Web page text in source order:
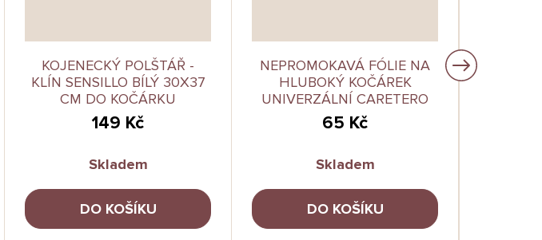
KOJENECKÝ POLŠTÁŘ -
KLÍN SENSILLO BÍLÝ 30X37
CM DO KOČÁRKU
149 Kč
Skladem
DO KOŠÍKU
NEPROMOKAVÁ FÓLIE NA
HLUBOKÝ KOČÁREK
UNIVERZÁLNÍ CARETERO
65 Kč
Skladem
DO KOŠÍKU